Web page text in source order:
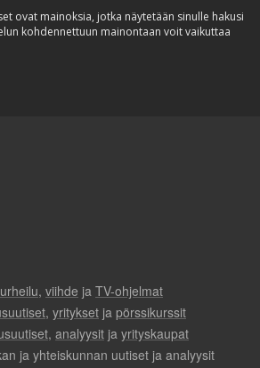
ovat mainoksia, jotka näytetään sinulle hakusi
kohdennettuun mainontaan voit vaikuttaa